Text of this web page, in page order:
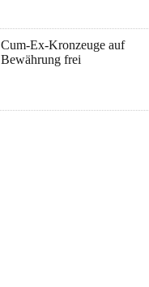
Cum-Ex-Kronzeuge auf
Bewährung frei